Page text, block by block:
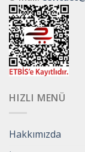
HIZLI MENÜ
Hakkımızda